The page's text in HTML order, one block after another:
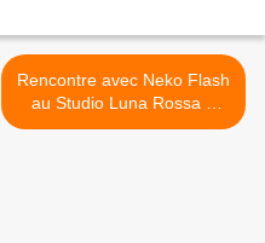
Rencontre avec Neko Flash
au Studio Luna Rossa à
l’occasion de la parution de